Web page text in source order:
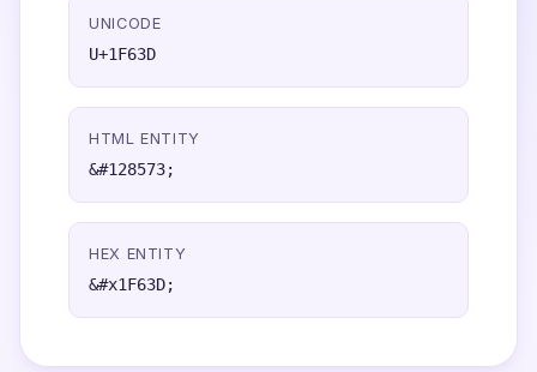
UNICODE
U+1F63D
HTML ENTITY
&#128573;
HEX ENTITY
&#x1F63D;